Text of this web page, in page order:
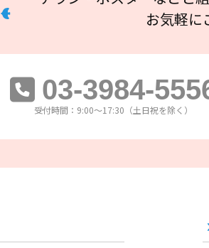
お気軽に
03-3984-
受付時間：9:00～17:30（土日祝を除く）